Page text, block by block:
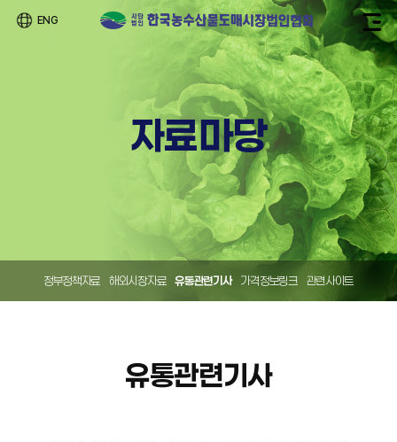
ENG
자료마당
정부정책자료 해외시장자료 유통관련기사 가격정보링크 관련사이트
유통관련기사